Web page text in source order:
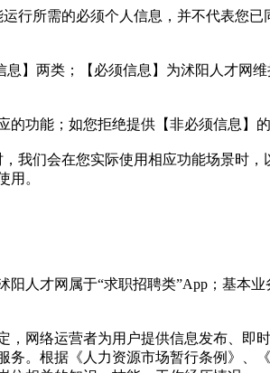
行所需的必须个人信息，并不代表您
】两类；【必须信息】为沭阳人才网
功能；如您拒绝提供【非必须信息】
我们会在您实际使用相应功能场景时
用。
人才网属于“求职招聘类”App；基本
网络运营者为用户提供信息发布、
。根据《人力资源市场暂行条例》